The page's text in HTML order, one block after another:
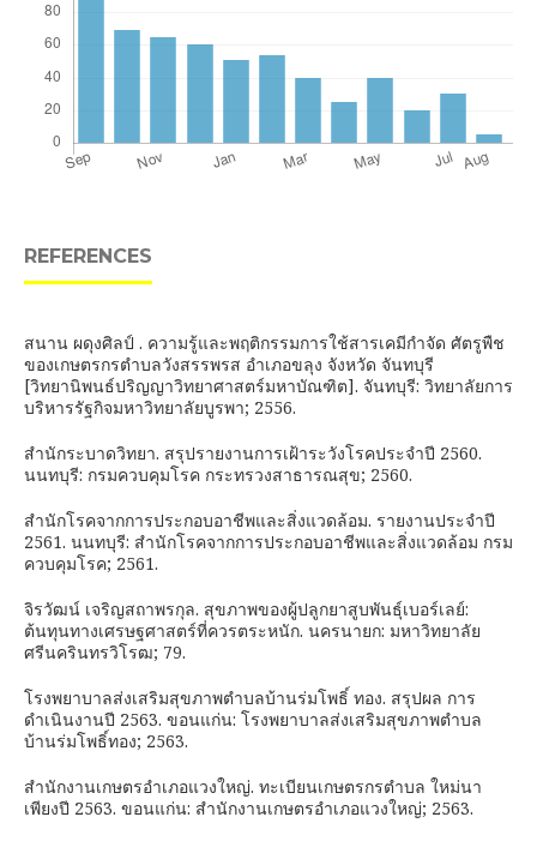
REFERENCES
สนาน ผดุงศิลป์ . ความรู้และพฤติกรรมการใช้สารเคมีกำจัด ศัตรูพืช
ของเกษตรกรตำบลวังสรรพรส อำเภอขลุง จังหวัด จันทบุรี
[วิทยานิพนธ์ปริญญาวิทยาศาสตร์มหาบัณฑิต]. จันทบุรี: วิทยาลัยการ
บริหารรัฐกิจมหาวิทยาลัยบูรพา; 2556.
สำนักระบาดวิทยา. สรุปรายงานการเฝ้าระวังโรคประจำปี 2560.
นนทบุรี: กรมควบคุมโรค กระทรวงสาธารณสุข; 2560.
สำนักโรคจากการประกอบอาชีพและสิ่งแวดล้อม. รายงานประจำปี
2561. นนทบุรี: สำนักโรคจากการประกอบอาชีพและสิ่งแวดล้อม กรม
ควบคุมโรค; 2561.
จิรวัฒน์ เจริญสถาพรกุล. สุขภาพของผู้ปลูกยาสูบพันธุ์เบอร์เลย์:
ต้นทุนทางเศรษฐศาสตร์ที่ควรตระหนัก. นครนายก: มหาวิทยาลัย
ศรีนครินทรวิโรฒ; 79.
โรงพยาบาลส่งเสริมสุขภาพตำบลบ้านร่มโพธิ์ ทอง. สรุปผล การ
ดำเนินงานปี 2563. ขอนแก่น: โรงพยาบาลส่งเสริมสุขภาพตำบล
บ้านร่มโพธิ์ทอง; 2563.
สำนักงานเกษตรอำเภอแวงใหญ่. ทะเบียนเกษตรกรตำบล ใหม่นา
เพียงปี 2563. ขอนแก่น: สำนักงานเกษตรอำเภอแวงใหญ่; 2563.